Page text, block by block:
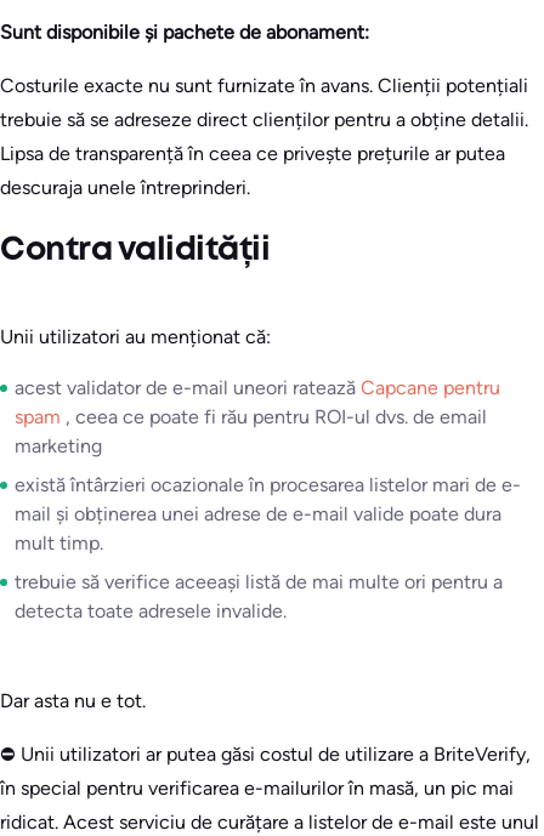
Sunt disponibile și pachete de abonament:
Costurile exacte nu sunt furnizate în avans. Clienții potențiali
trebuie să se adreseze direct clienților pentru a obține detalii.
Lipsa de transparență în ceea ce privește prețurile ar putea
descuraja unele întreprinderi.
Contra validității
Unii utilizatori au menționat că:
acest validator de e-mail uneori ratează Capcane pentru
spam , ceea ce poate fi rău pentru ROI-ul dvs. de email
marketing
există întârzieri ocazionale în procesarea listelor mari de e-
mail și obținerea unei adrese de e-mail valide poate dura
mult timp.
trebuie să verifice aceeași listă de mai multe ori pentru a
detecta toate adresele invalide.
Dar asta nu e tot.
⛔ Unii utilizatori ar putea găsi costul de utilizare a BriteVerify,
în special pentru verificarea e-mailurilor în masă, un pic mai
ridicat. Acest serviciu de curățare a listelor de e-mail este unul